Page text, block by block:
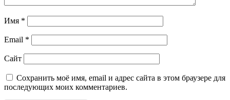
Имя *
Email *
Сайт
Сохранить моё имя, email и адрес сайта в этом браузере для
последующих моих комментариев.